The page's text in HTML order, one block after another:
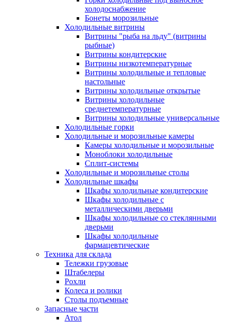
холодоснабжение
Бонеты морозильные
Холодильные витрины
Витрины "рыба на льду" (витрины
рыбные)
Витрины кондитерские
Витрины низкотемпературные
Витрины холодильные и тепловые
настольные
Витрины холодильные открытые
Витрины холодильные
среднетемпературные
Витрины холодильные универсальные
Холодильные горки
Холодильные и морозильные камеры
Камеры холодильные и морозильные
Моноблоки холодильные
Сплит-системы
Холодильные и морозильные столы
Холодильные шкафы
Шкафы холодильные кондитерские
Шкафы холодильные с
металлическими дверьми
Шкафы холодильные со стеклянными
дверьми
Шкафы холодильные
фармацевтические
Техника для склада
Тележки грузовые
Штабелеры
Рохли
Колеса и ролики
Столы подъемные
Запасные части
Атол